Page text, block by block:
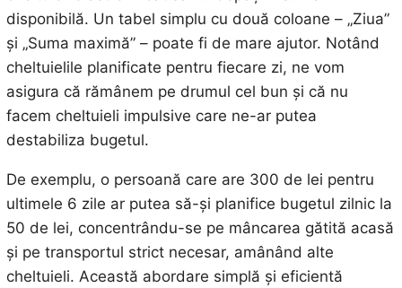
disponibilă. Un tabel simplu cu două coloane – „Ziua”
și „Suma maximă” – poate fi de mare ajutor. Notând
cheltuielile planificate pentru fiecare zi, ne vom
asigura că rămânem pe drumul cel bun și că nu
facem cheltuieli impulsive care ne-ar putea
destabiliza bugetul.
De exemplu, o persoană care are 300 de lei pentru
ultimele 6 zile ar putea să-și planifice bugetul zilnic la
50 de lei, concentrându-se pe mâncarea gătită acasă
și pe transportul strict necesar, amânând alte
cheltuieli. Această abordare simplă și eficientă